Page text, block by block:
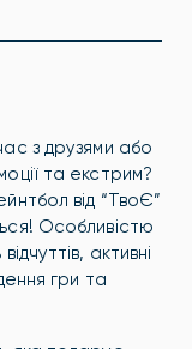
з друзями або
та екстрим?
від “ТвоЄ”
Особливістю
активні
гри та